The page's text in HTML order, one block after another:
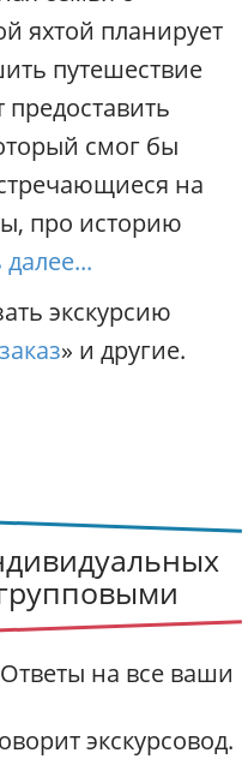
яхтой планирует
путешествие
смог бы
на
про историю
экскурсию
» и другие.
на все ваши
экскурсовод.